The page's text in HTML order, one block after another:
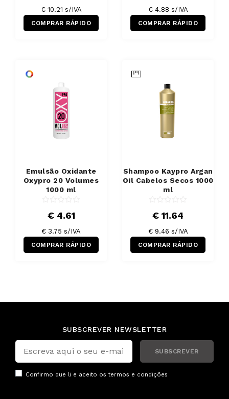
€ 10.21 s/IVA
COMPRAR RÁPIDO
€ 4.88 s/IVA
COMPRAR RÁPIDO
Emulsão Oxidante
Oxypro 20 Volumes
1000 ml
€ 4.61
€ 3.75 s/IVA
COMPRAR RÁPIDO
Shampoo Kaypro Argan
Oil Cabelos Secos 1000
ml
€ 11.64
€ 9.46 s/IVA
COMPRAR RÁPIDO
SUBSCREVER NEWSLETTER
SUBSCREVER
Confirmo que li e aceito os termos e condições